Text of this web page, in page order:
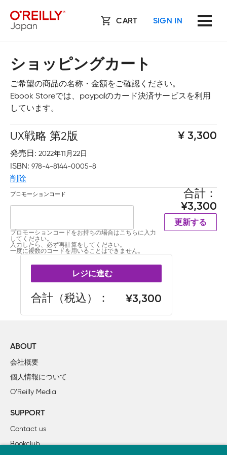
CART SIGN IN
ショッピングカート
ご希望の商品の名称・金額をご確認ください。
Ebook Storeでは、paypalのカード決済サービスを利用
しています。
UX戦略 第2版
発売日 2022年11月22日
ISBN 978-4-8144-0005-8
削除
3,300
プロモーションコード
プロモーションコードをお持ちの場合はこちらに入力
してください。
入力したら、必ず再計算をしてください。
一度に複数のコードを用いることはできません。
合計
3,300
更新する
レジに進む
合計（税込） 3,300
ABOUT
会社概要
個人情報について
O’Reilly Media
SUPPORT
Contact us
Bookclub